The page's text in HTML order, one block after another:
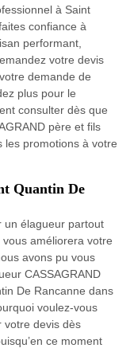
à Saint
confiance à
performant,
votre devis
demande de
plus pour le
consulter dès que
père et fils
les promotions à votre
Quantin De
un élagueur partout
vous améliorera votre
avons pu vous
CASSAGRAND
De Rancanne dans
voulez-vous
votre devis dès
ce moment